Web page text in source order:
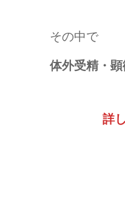
その中で
体外受精・
詳